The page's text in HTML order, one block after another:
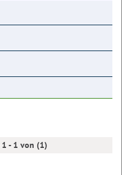
- 1 von (1)